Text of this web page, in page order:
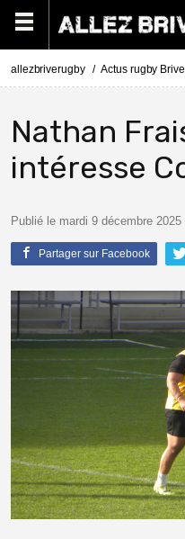
allezbriverugby Actus rugby Brive
Nathan
intéresse
Publié le mardi 9 décembre 2025
Partager sur Facebook